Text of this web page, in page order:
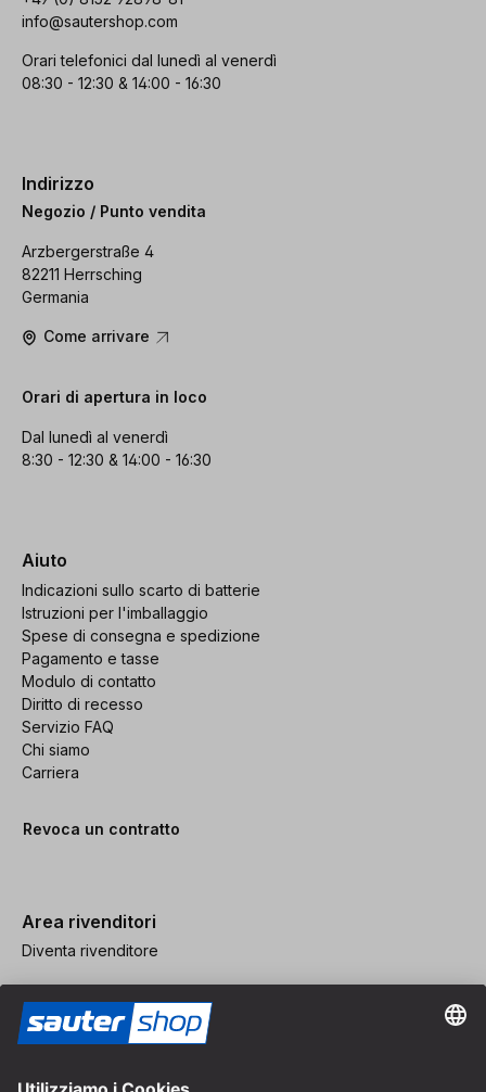
info@sautershop.com
Orari telefonici dal lunedì al venerdì
08:30 - 12:30 & 14:00 - 16:30
Indirizzo
Negozio / Punto vendita
Arzbergerstraße 4
82211 Herrsching
Germania
Come arrivare
Orari di apertura in loco
Dal lunedì al venerdì
8:30 - 12:30 & 14:00 - 16:30
Aiuto
Indicazioni sullo scarto di batterie
Istruzioni per l'imballaggio
Spese di consegna e spedizione
Pagamento e tasse
Modulo di contatto
Diritto di recesso
Servizio FAQ
Chi siamo
Carriera
Revoca un contratto
Area rivenditori
Diventa rivenditore